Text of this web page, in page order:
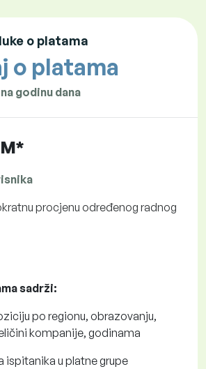
o platama
o platama
godinu dana
procjenu određenog radnog
sadrži:
po regionu, obrazovanju,
kompanije, godinama
ispitanika u platne grupe